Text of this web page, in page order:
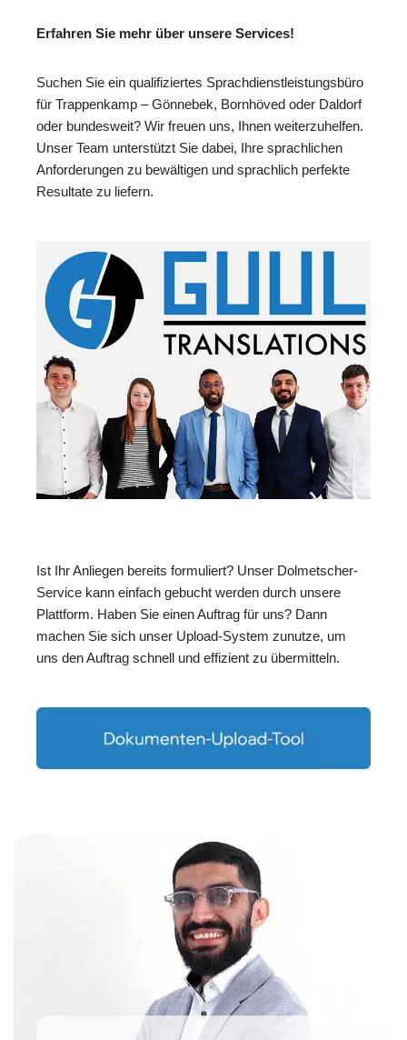
Erfahren Sie mehr über unsere Services!
Suchen Sie ein qualifiziertes Sprachdienstleistungsbüro
für Trappenkamp – Gönnebek, Bornhöved oder Daldorf
oder bundesweit? Wir freuen uns, Ihnen weiterzuhelfen.
Unser Team unterstützt Sie dabei, Ihre sprachlichen
Anforderungen zu bewältigen und sprachlich perfekte
Resultate zu liefern.
Ist Ihr Anliegen bereits formuliert? Unser Dolmetscher-
Service kann einfach gebucht werden durch unsere
Plattform. Haben Sie einen Auftrag für uns? Dann
machen Sie sich unser Upload-System zunutze, um
uns den Auftrag schnell und effizient zu übermitteln.